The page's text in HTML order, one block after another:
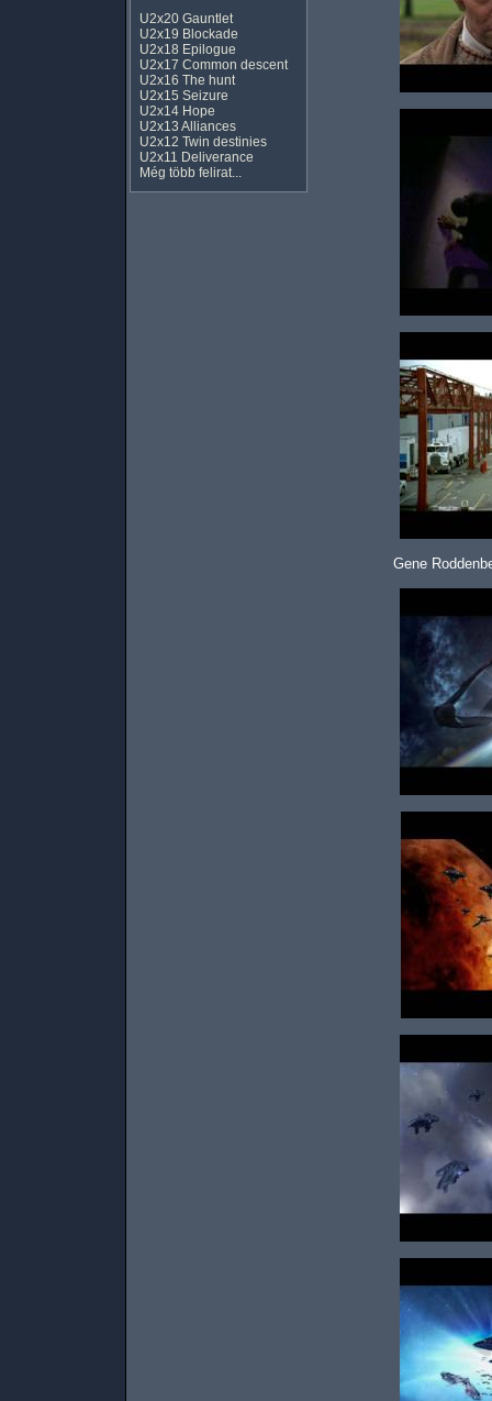
U2x20 Gauntlet
U2x19 Blockade
U2x18 Epilogue
U2x17 Common descent
U2x16 The hunt
U2x15 Seizure
U2x14 Hope
U2x13 Alliances
U2x12 Twin destinies
U2x11 Deliverance
Még több felirat...
Gene